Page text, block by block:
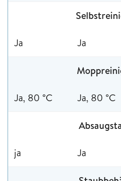
Ja Ja
Ja, 80 °C Ja, 80 °C
ja Ja